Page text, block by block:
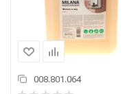
008.801.064